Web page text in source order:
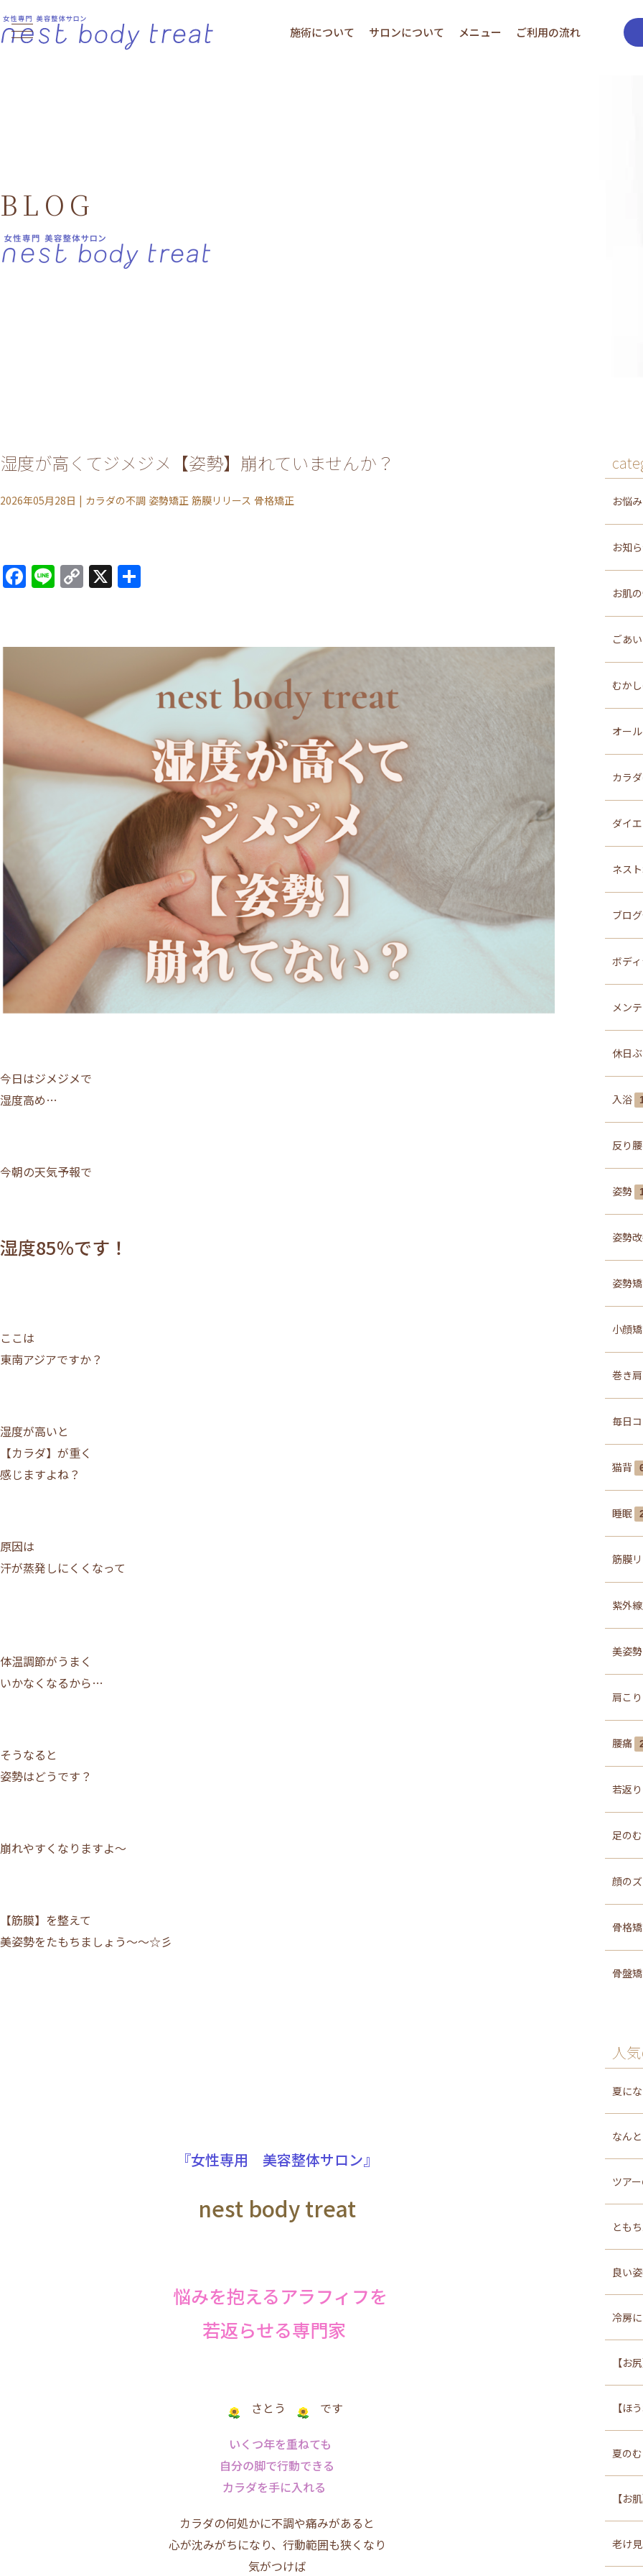
施術について サロンについて メニュー ご利用の流れ
ご利用の流れ
VOICE
BLOG
湿度が高くてジメジメ【姿勢】崩れていませんか？
2026年05月28日 | カラダの不調 姿勢矯正 筋膜リリース 骨格矯正
Facebook
LineCopy
Link
X
今日はジメジメで
湿度高め…
今朝の天気予報で
湿度85％です！
ここは
東南アジアですか？
湿度が高いと
【カラダ】が重く
感じますよね？
原因は
汗が蒸発しにくくなって
体温調節がうまく
いかなくなるから…
そうなると
姿勢はどうです？
崩れやすくなりますよ～
【筋膜】を整えて
美姿勢をたもちましょう～～☆彡
『女性専用 美容整体サロン』
nest body treat
悩みを抱えるアラフィフを
若返らせる専門家
さとう です
いくつ年を重ねても
自分の脚で行動できる
カラダを手に入れる
カラダの何処かに不調や痛みがあると
心が沈みがちになり、行動範囲も狭くなり
気がつけば
お悩み
お知
お肌
ごあ
むか
オー
カラ
ダイ
ネス
ブロ
ボデ
メン
休日
入浴
反り腰
姿勢
姿勢
姿勢
小顔
巻き肩
毎日
猫背
睡眠
筋膜
紫外
美姿勢
肩こり
腰痛
若返り
足の
顔の
骨格
骨盤
人
夏に
なん
ツア
とも
良い
冷房
【お
【ほ
夏の
【お
老け